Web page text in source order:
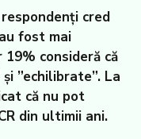
cred
fost mai
consideră că
”echilibrate”. La
că nu pot
din ultimii ani.